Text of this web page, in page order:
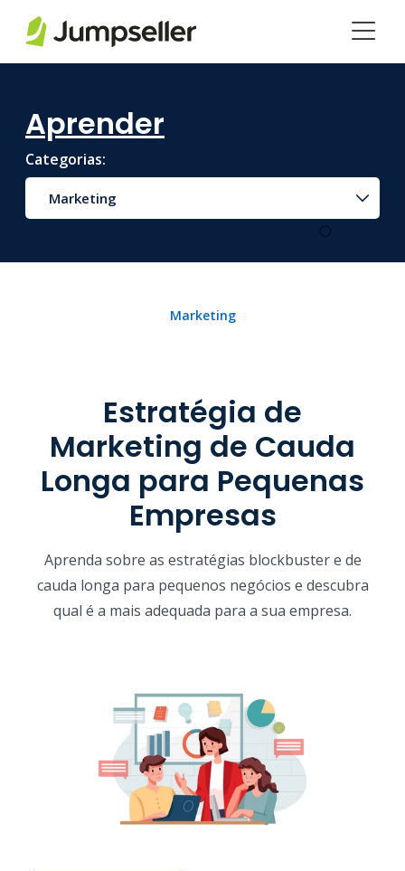
Aprender
Categorias:
Marketing
Marketing
Estratégia de
Marketing de Cauda
Longa para Pequenas
Empresas
Aprenda sobre as estratégias blockbuster e de
cauda longa para pequenos negócios e descubra
qual é a mais adequada para a sua empresa.